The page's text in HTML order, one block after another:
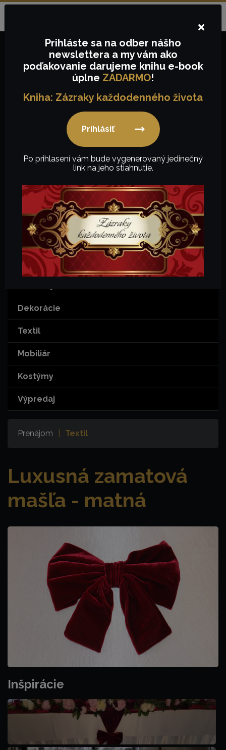
0,00€
Textil
KATEGÓRIE
Šport
Dekorácie
Textil
Mobiliár
Kostýmy
Výpredaj
Prenájom Textil
Luxusná zamatová
mašľa - matná
Inšpirácie
×
Prihláste sa na odber nášho
newsletteraa my vám ako
poďakovanie darujeme knihu e-book
úplne ZADARMO!
Kniha: Zázraky každodenného života
Prihlásiť
Po prihlasení vám bude vygenerovaný jedinečný
link na jeho stiahnutie.